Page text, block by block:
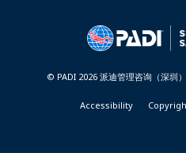
© PADI 2026 派迪管理咨询（深圳
Accessibility